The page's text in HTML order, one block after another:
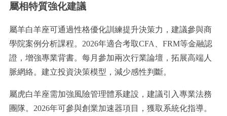
屬相特質強化建議
屬羊白羊座可通過性格優化訓練提升決策力，建議參與商
學院案例分析課程。2026年適合考取CFA、FRM等金融認
證，增強專業背書。每月參加兩次行業論壇，拓展高端人
脈網絡。建立投資決策模型，減少感性判斷。
屬虎白羊座需加強風險管理體系建設，建議引入專業法務
團隊。2026年可參與創業加速器項目，獲取系統化指導。